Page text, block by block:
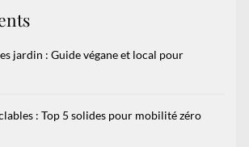
jardin : Guide végane et local pour
: Top 5 solides pour mobilité zéro